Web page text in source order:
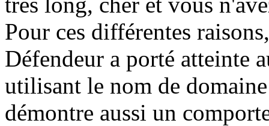
Pour ces différentes
Défendeur a porté atteinte
utilisant le nom de
démontre aussi un